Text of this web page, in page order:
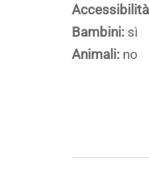
Bambini: sì
Animali: no